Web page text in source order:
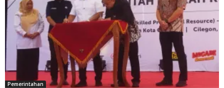
Pemerintahan